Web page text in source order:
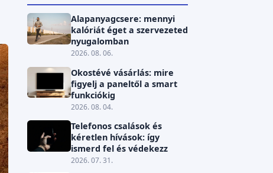
Alapanyagcsere: mennyi
kalóriát éget a szervezeted
nyugalomban
2026. 08. 06.
Okostévé vásárlás: mire
figyelj a paneltől a smart
funkciókig
2026. 08. 04.
Telefonos csalások és
kéretlen hívások: így
ismerd fel és védekezz
2026. 07. 31.